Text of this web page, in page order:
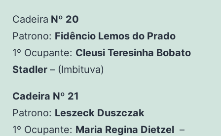
Cadeira Nº 20
Patrono: Fidêncio Lemos do Prado
1º Ocupante: Cleusi Teresinha Bobato
Stadler – (Imbituva)
Cadeira Nº 21
Patrono: Leszeck Duszczak
1º Ocupante: Maria Regina Dietzel –